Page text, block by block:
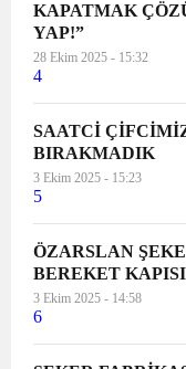
KAPATMAK
YAP!”
28 Ekim 2025 - 15:32
4
SAATCİ
BIRAKMADIK
3 Ekim 2025 - 15:23
5
ÖZARSLAN
BEREKET
3 Ekim 2025 - 14:58
6